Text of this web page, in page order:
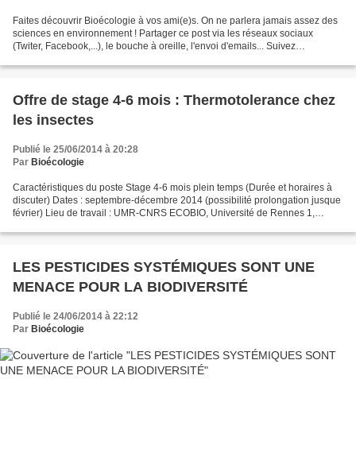
Faites découvrir Bioécologie à vos ami(e)s. On ne parlera jamais assez des
sciences en environnement ! Partager ce post via les réseaux sociaux
(Twiter, Facebook,...), le bouche à oreille, l'envoi d'emails... Suivez
Offre de stage 4-6 mois : Thermotolerance chez
les insectes
Publié le 25/06/2014 à 20:28
Par Bioécologie
Caractéristiques du poste Stage 4-6 mois plein temps (Durée et horaires à
discuter) Dates : septembre-décembre 2014 (possibilité prolongation jusque
février) Lieu de travail : UMR-CNRS ECOBIO, Université de Rennes 1,
LES PESTICIDES SYSTÉMIQUES SONT UNE
MENACE POUR LA BIODIVERSITÉ
Publié le 24/06/2014 à 22:12
Par Bioécologie